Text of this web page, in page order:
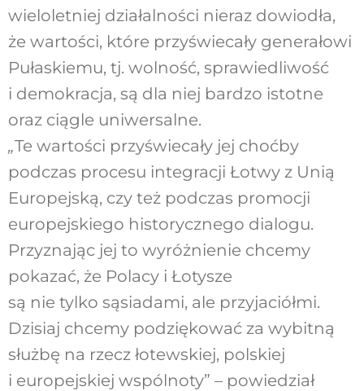
wieloletniej działalności nieraz dowiodła,
że wartości, które przyświecały generałowi
Pułaskiemu, tj. wolność, sprawiedliwość
i demokracja, są dla niej bardzo istotne
oraz ciągle uniwersalne.
„Te wartości przyświecały jej choćby
podczas procesu integracji Łotwy z Unią
Europejską, czy też podczas promocji
europejskiego historycznego dialogu.
Przyznając jej to wyróżnienie chcemy
pokazać, że Polacy i Łotysze
są nie tylko sąsiadami, ale przyjaciółmi.
Dzisiaj chcemy podziękować za wybitną
służbę na rzecz łotewskiej, polskiej
i europejskiej wspólnoty” – powiedział